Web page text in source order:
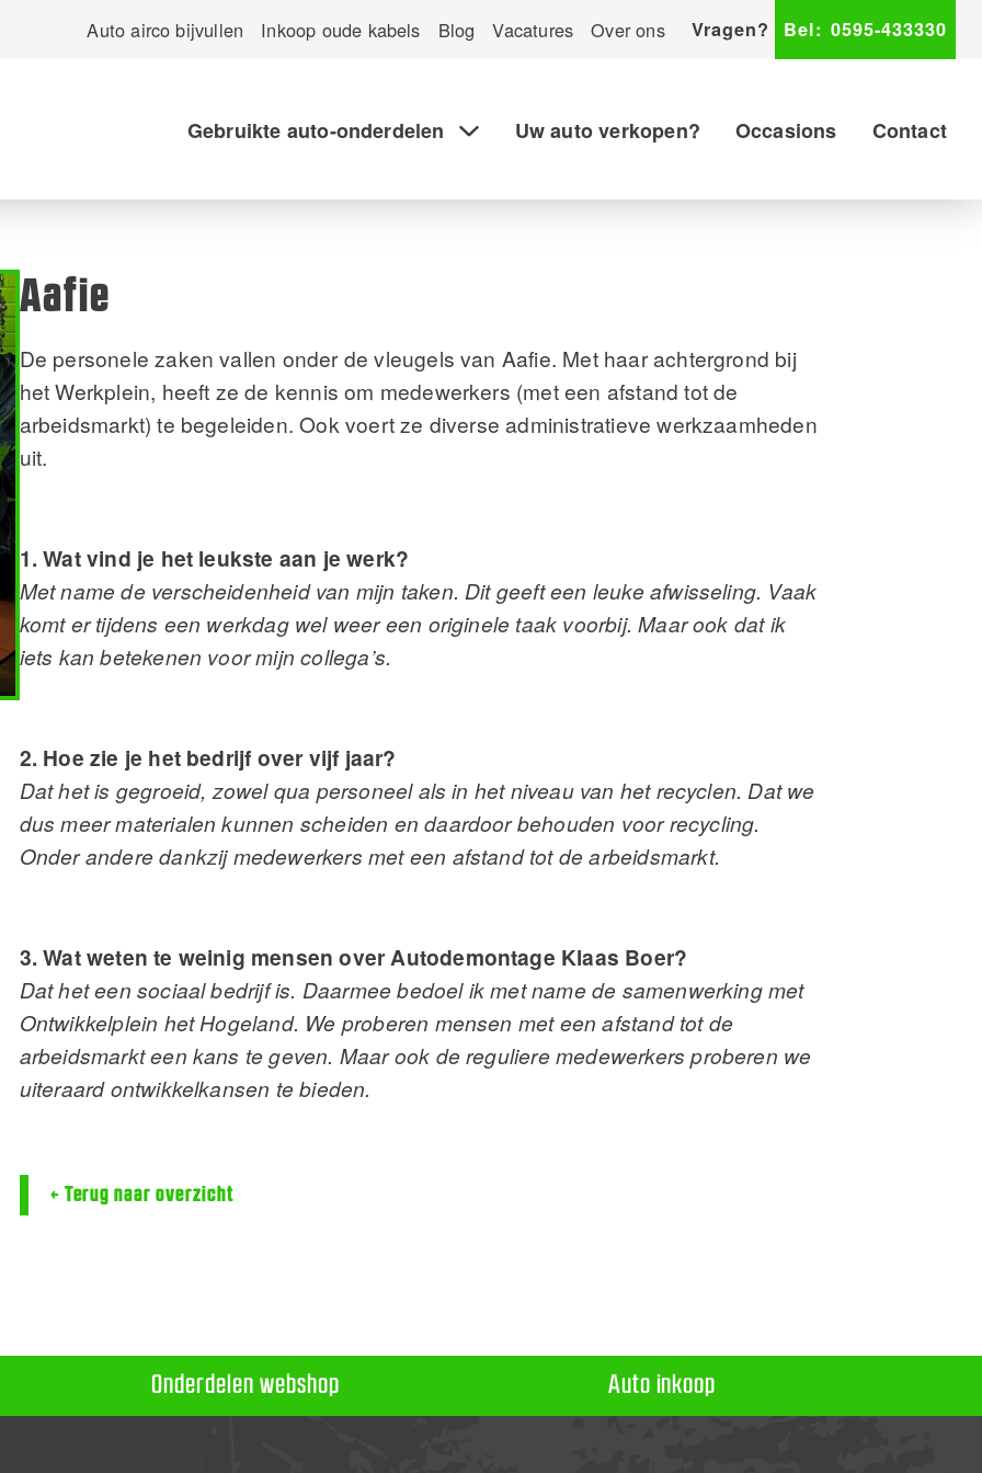
Auto airco bijvullen Inkoop oude kabels Blog Vacatures Over ons Vragen? Bel: 0595-433330
Gebruikte auto-onderdelen Uw auto verkopen? Occasions Contact
Aafie
De personele zaken vallen onder de vleugels van Aafie. Met haar achtergrond bij
het Werkplein, heeft ze de kennis om medewerkers (met een afstand tot de
arbeidsmarkt) te begeleiden. Ook voert ze diverse administratieve werkzaamheden
uit.
1. Wat vind je het leukste aan je werk?
Met name de verscheidenheid van mijn taken. Dit geeft een leuke afwisseling. Vaak
komt er tijdens een werkdag wel weer een originele taak voorbij. Maar ook dat ik
iets kan betekenen voor mijn collega’s.
2. Hoe zie je het bedrijf over vijf jaar?
Dat het is gegroeid, zowel qua personeel als in het niveau van het recyclen. Dat we
dus meer materialen kunnen scheiden en daardoor behouden voor recycling.
Onder andere dankzij medewerkers met een afstand tot de arbeidsmarkt.
3. Wat weten te weinig mensen over Autodemontage Klaas Boer?
Dat het een sociaal bedrijf is. Daarmee bedoel ik met name de samenwerking met
Ontwikkelplein het Hogeland. We proberen mensen met een afstand tot de
arbeidsmarkt een kans te geven. Maar ook de reguliere medewerkers proberen we
uiteraard ontwikkelkansen te bieden.
← Terug naar overzicht
Onderdelen webshop Auto inkoop